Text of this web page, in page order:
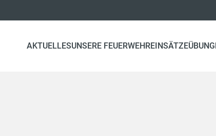
AKTUELLESUNSERE FEUERWEHREINSÄTZE